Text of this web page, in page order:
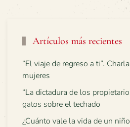
Artículos más recientes
“El viaje de regreso a ti”.
mujeres
“La dictadura de los
gatos sobre el techado
¿Cuánto vale la vida de un